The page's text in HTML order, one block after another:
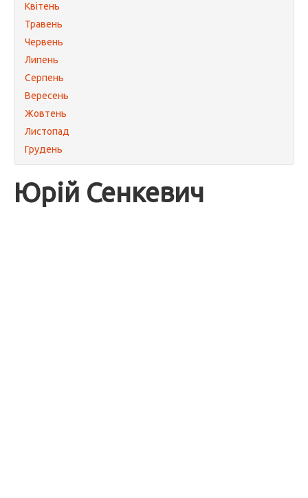
Квітень
Травень
Червень
Липень
Серпень
Вересень
Жовтень
Листопад
Грудень
Юрій Сенкевич